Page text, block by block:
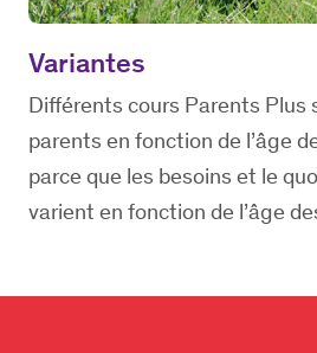
Variantes
Différents cours Parents Plus
parents en fonction de l’âge
parce que les besoins et le
varient en fonction de l’âge